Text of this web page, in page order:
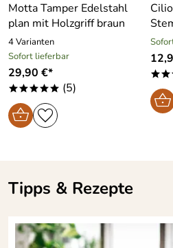
Vielen Dank!!!
Kaufdatum: 15.08.2021
Bewertungsdatum: 28.08.2021
Sabine
*****
Verifizierte Bewertung
Alles bestens
Kaufdatum: 26.02.2021
Verifizierte Bewertung
wie die Lieferung unkompliziert
sehr zufrieden.
Motta Tamper Edelstahl
plan mit Holzgriff braun
4 Varianten
Sofort lieferbar
29,90 €*
***** (5)
Tipps & Rezepte